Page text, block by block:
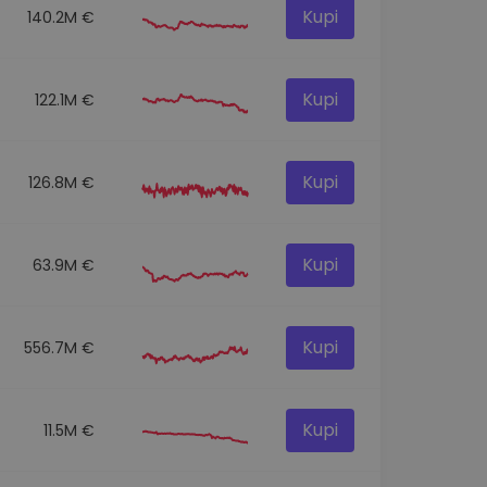
140.2M € Kupi
122.1M € Kupi
126.8M € Kupi
63.9M € Kupi
556.7M € Kupi
11.5M € Kupi